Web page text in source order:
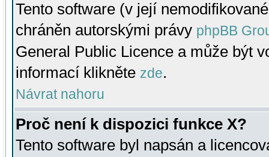
Tento software (v její
chráněn autorskými právy phpBB
General Public Licence a může být
informací klikněte zde.
Návrat nahoru
Proč není k dispozici funkce X?
Tento software byl napsán a